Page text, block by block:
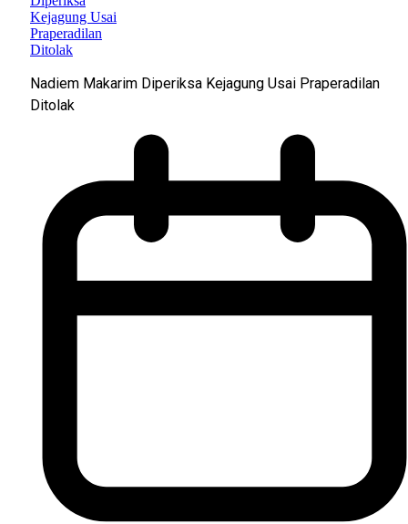
Nadiem Makarim Diperiksa Kejagung Usai Praperadilan
Ditolak